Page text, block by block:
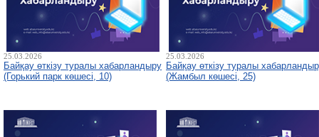
25.03.2026
Байқау өткізу туралы хабарландыру
(Горький парк көшесі, 10)
25.03.2026
Байқау өткізу туралы
(Жамбыл көшесі, 25)